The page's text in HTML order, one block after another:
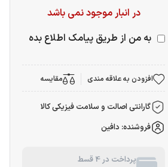
در انبار موجود نمی باشد
به من از طریق پیامک اطلاع بده
افزودن به علاقه مندی مقایسه
گارانتی اصالت و سلامت فیزیکی کالا
فروشنده: دافین
پرداخت در 4 قسط